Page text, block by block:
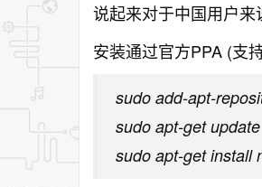
说起来对于中国用户来
安装通过官方PPA (支
sudo add-apt-
sudo apt-get update
sudo apt-get install